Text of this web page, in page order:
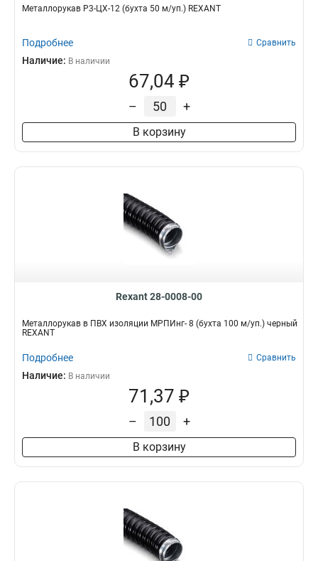
Металлорукав Р3-ЦХ-12 (бухта 50 м/уп.) REXANT
Подробнее Сравнить
Наличие: В наличии
67,04 ₽
– +
В корзину
Rexant 28-0008-00
Металлорукав в ПВХ изоляции МРПИнг- 8 (бухта 100 м/уп.) черный
REXANT
Подробнее Сравнить
Наличие: В наличии
71,37 ₽
– +
В корзину